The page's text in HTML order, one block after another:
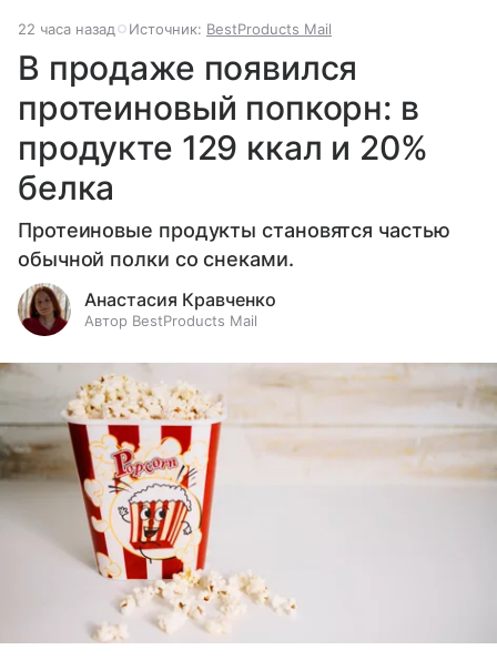
22 часа назад Источник: BestProducts Mail
В продаже появился
протеиновый попкорн: в
продукте 129 ккал и 20%
белка
Протеиновые продукты становятся частью
обычной полки со снеками.
Анастасия Кравченко
Автор BestProducts Mail